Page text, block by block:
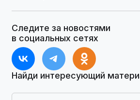
Следите за новостями
в социальных сетях
Найди интересующий